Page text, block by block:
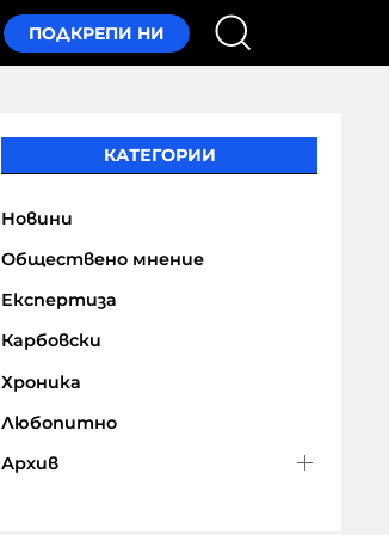
КАТЕГОРИИ
Новини
Обществено мнение
Експертиза
Карбовски
Хроника
Любопитно
Архив